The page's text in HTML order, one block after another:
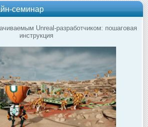
семинар
Unreal-разработчиком: пошаговая
инструкция